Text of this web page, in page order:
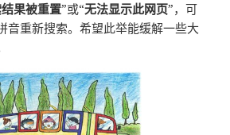
果被重置”或“无法显示此网页”，可
音重新搜索。希望此举能缓解一些大